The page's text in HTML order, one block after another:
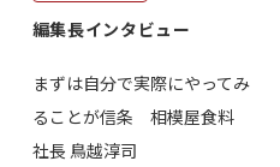
編集長インタビュー
まずは自分で実際にやってみ
ることが信条 相模屋食料
社長 鳥越淳司